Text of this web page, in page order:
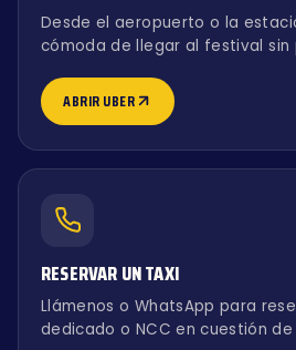
Desde el aeropuerto o la
cómoda de llegar al festival sin
ABRIR UBER
RESERVAR UN TAXI
Llámenos o WhatsApp para
dedicado o NCC en cuestión de